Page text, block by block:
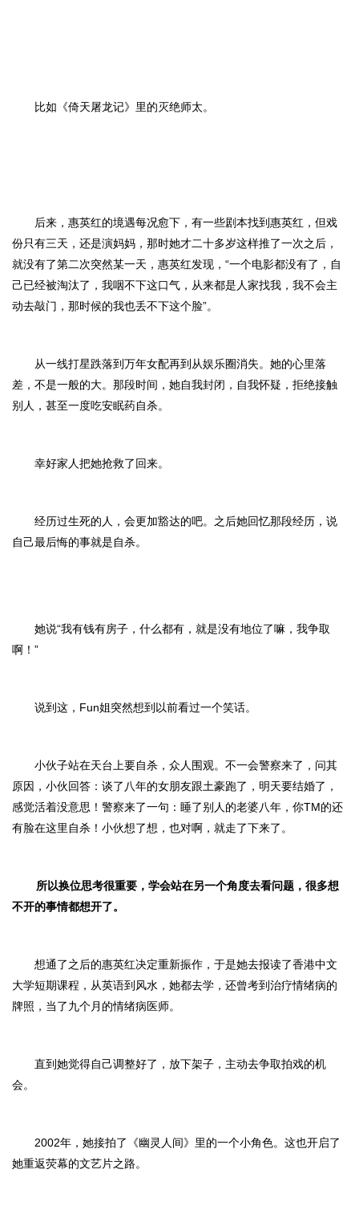
比如《倚天屠龙记》里的灭绝师太。
后来，惠英红的境遇每况愈下，有一些剧本找到惠英红，但戏
份只有三天，还是演妈妈，那时她才二十多岁这样推了一次之后，
就没有了第二次突然某一天，惠英红发现，“一个电影都没有了，自
己已经被淘汰了，我咽不下这口气，从来都是人家找我，我不会主
动去敲门，那时候的我也丢不下这个脸”。
从一线打星跌落到万年女配再到从娱乐圈消失。她的心里落
差，不是一般的大。那段时间，她自我封闭，自我怀疑，拒绝接触
别人，甚至一度吃安眠药自杀。
幸好家人把她抢救了回来。
经历过生死的人，会更加豁达的吧。之后她回忆那段经历，说
自己最后悔的事就是自杀。
她说“我有钱有房子，什么都有，就是没有地位了嘛，我争取
啊！”
说到这，Fun姐突然想到以前看过一个笑话。
小伙子站在天台上要自杀，众人围观。不一会警察来了，问其
原因，小伙回答：谈了八年的女朋友跟土豪跑了，明天要结婚了，
感觉活着没意思！警察来了一句：睡了别人的老婆八年，你TM的还
有脸在这里自杀！小伙想了想，也对啊，就走了下来了。
所以换位思考很重要，学会站在另一个角度去看问题，很多想
不开的事情都想开了。
想通了之后的惠英红决定重新振作，于是她去报读了香港中文
大学短期课程，从英语到风水，她都去学，还曾考到治疗情绪病的
牌照，当了九个月的情绪病医师。
直到她觉得自己调整好了，放下架子，主动去争取拍戏的机
会。
2002年，她接拍了《幽灵人间》里的一个小角色。这也开启了
她重返荧幕的文艺片之路。